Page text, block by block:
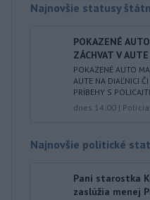
Najnovšie statusy
POKAZENÉ
ZÁCHVAT V
POKAZENÉ AUTO
AUTE NA DIAĽNICI
PRÍBEHY S
dnes 14:00 |
Najnovšie politické
Pani starostka
zaslúžia menej